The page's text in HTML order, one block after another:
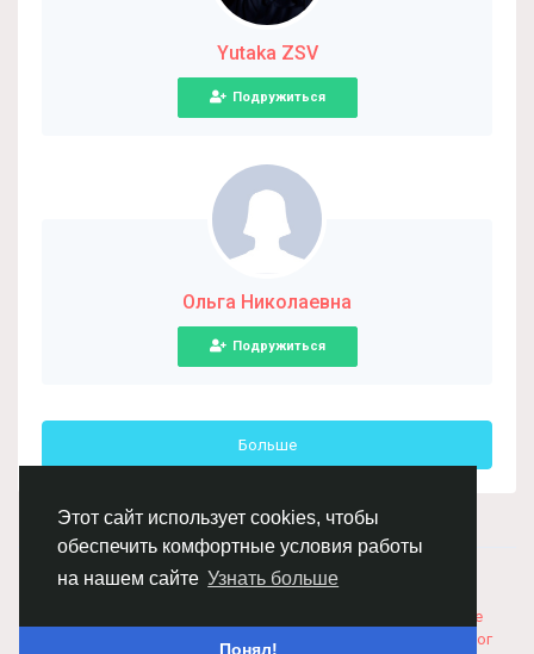
Этот сайт использует cookies, чтобы
обеспечить комфортные условия работы
на нашем сайте Узнать больше
Понял!
Yutaka ZSV
Подружиться
Ольга Николаевна
Подружиться
Больше
© 2026 Chimba!
Русский
Соглашение
Политика Конфиденциальности
Каталог